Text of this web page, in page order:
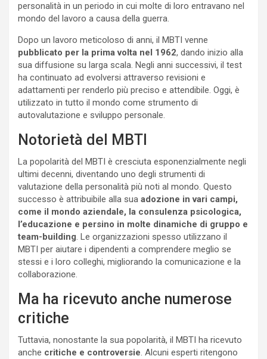
personalità in un periodo in cui molte di loro entravano nel
mondo del lavoro a causa della guerra.
Dopo un lavoro meticoloso di anni, il MBTI venne
pubblicato per la prima volta nel 1962, dando inizio alla
sua diffusione su larga scala. Negli anni successivi, il test
ha continuato ad evolversi attraverso revisioni e
adattamenti per renderlo più preciso e attendibile. Oggi, è
utilizzato in tutto il mondo come strumento di
autovalutazione e sviluppo personale.
Notorietà del MBTI
La popolarità del MBTI è cresciuta esponenzialmente negli
ultimi decenni, diventando uno degli strumenti di
valutazione della personalità più noti al mondo. Questo
successo è attribuibile alla sua adozione in vari campi,
come il mondo aziendale, la consulenza psicologica,
l’educazione e persino in molte dinamiche di gruppo e
team-building. Le organizzazioni spesso utilizzano il
MBTI per aiutare i dipendenti a comprendere meglio se
stessi e i loro colleghi, migliorando la comunicazione e la
collaborazione.
Ma ha ricevuto anche numerose
critiche
Tuttavia, nonostante la sua popolarità, il MBTI ha ricevuto
anche critiche e controversie. Alcuni esperti ritengono